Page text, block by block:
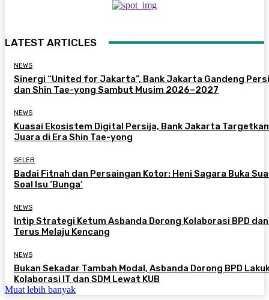
LATEST ARTICLES
NEWS
Sinergi “United for Jakarta”, Bank Jakarta Gandeng
dan Shin Tae-yong Sambut Musim 2026–2027
NEWS
Kuasai Ekosistem Digital Persija, Bank Jakarta Targetkan
Juara di Era Shin Tae-yong
SELEB
Badai Fitnah dan Persaingan Kotor: Heni Sagara Buka
Soal Isu ‘Bunga’
NEWS
Intip Strategi Ketum Asbanda Dorong Kolaborasi BPD dan
Terus Melaju Kencang
NEWS
Bukan Sekadar Tambah Modal, Asbanda Dorong BPD
Kolaborasi IT dan SDM Lewat KUB
Muat lebih banyak